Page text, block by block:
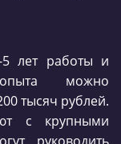
5 лет работы и
опыта можно
тысяч рублей.
с крупными